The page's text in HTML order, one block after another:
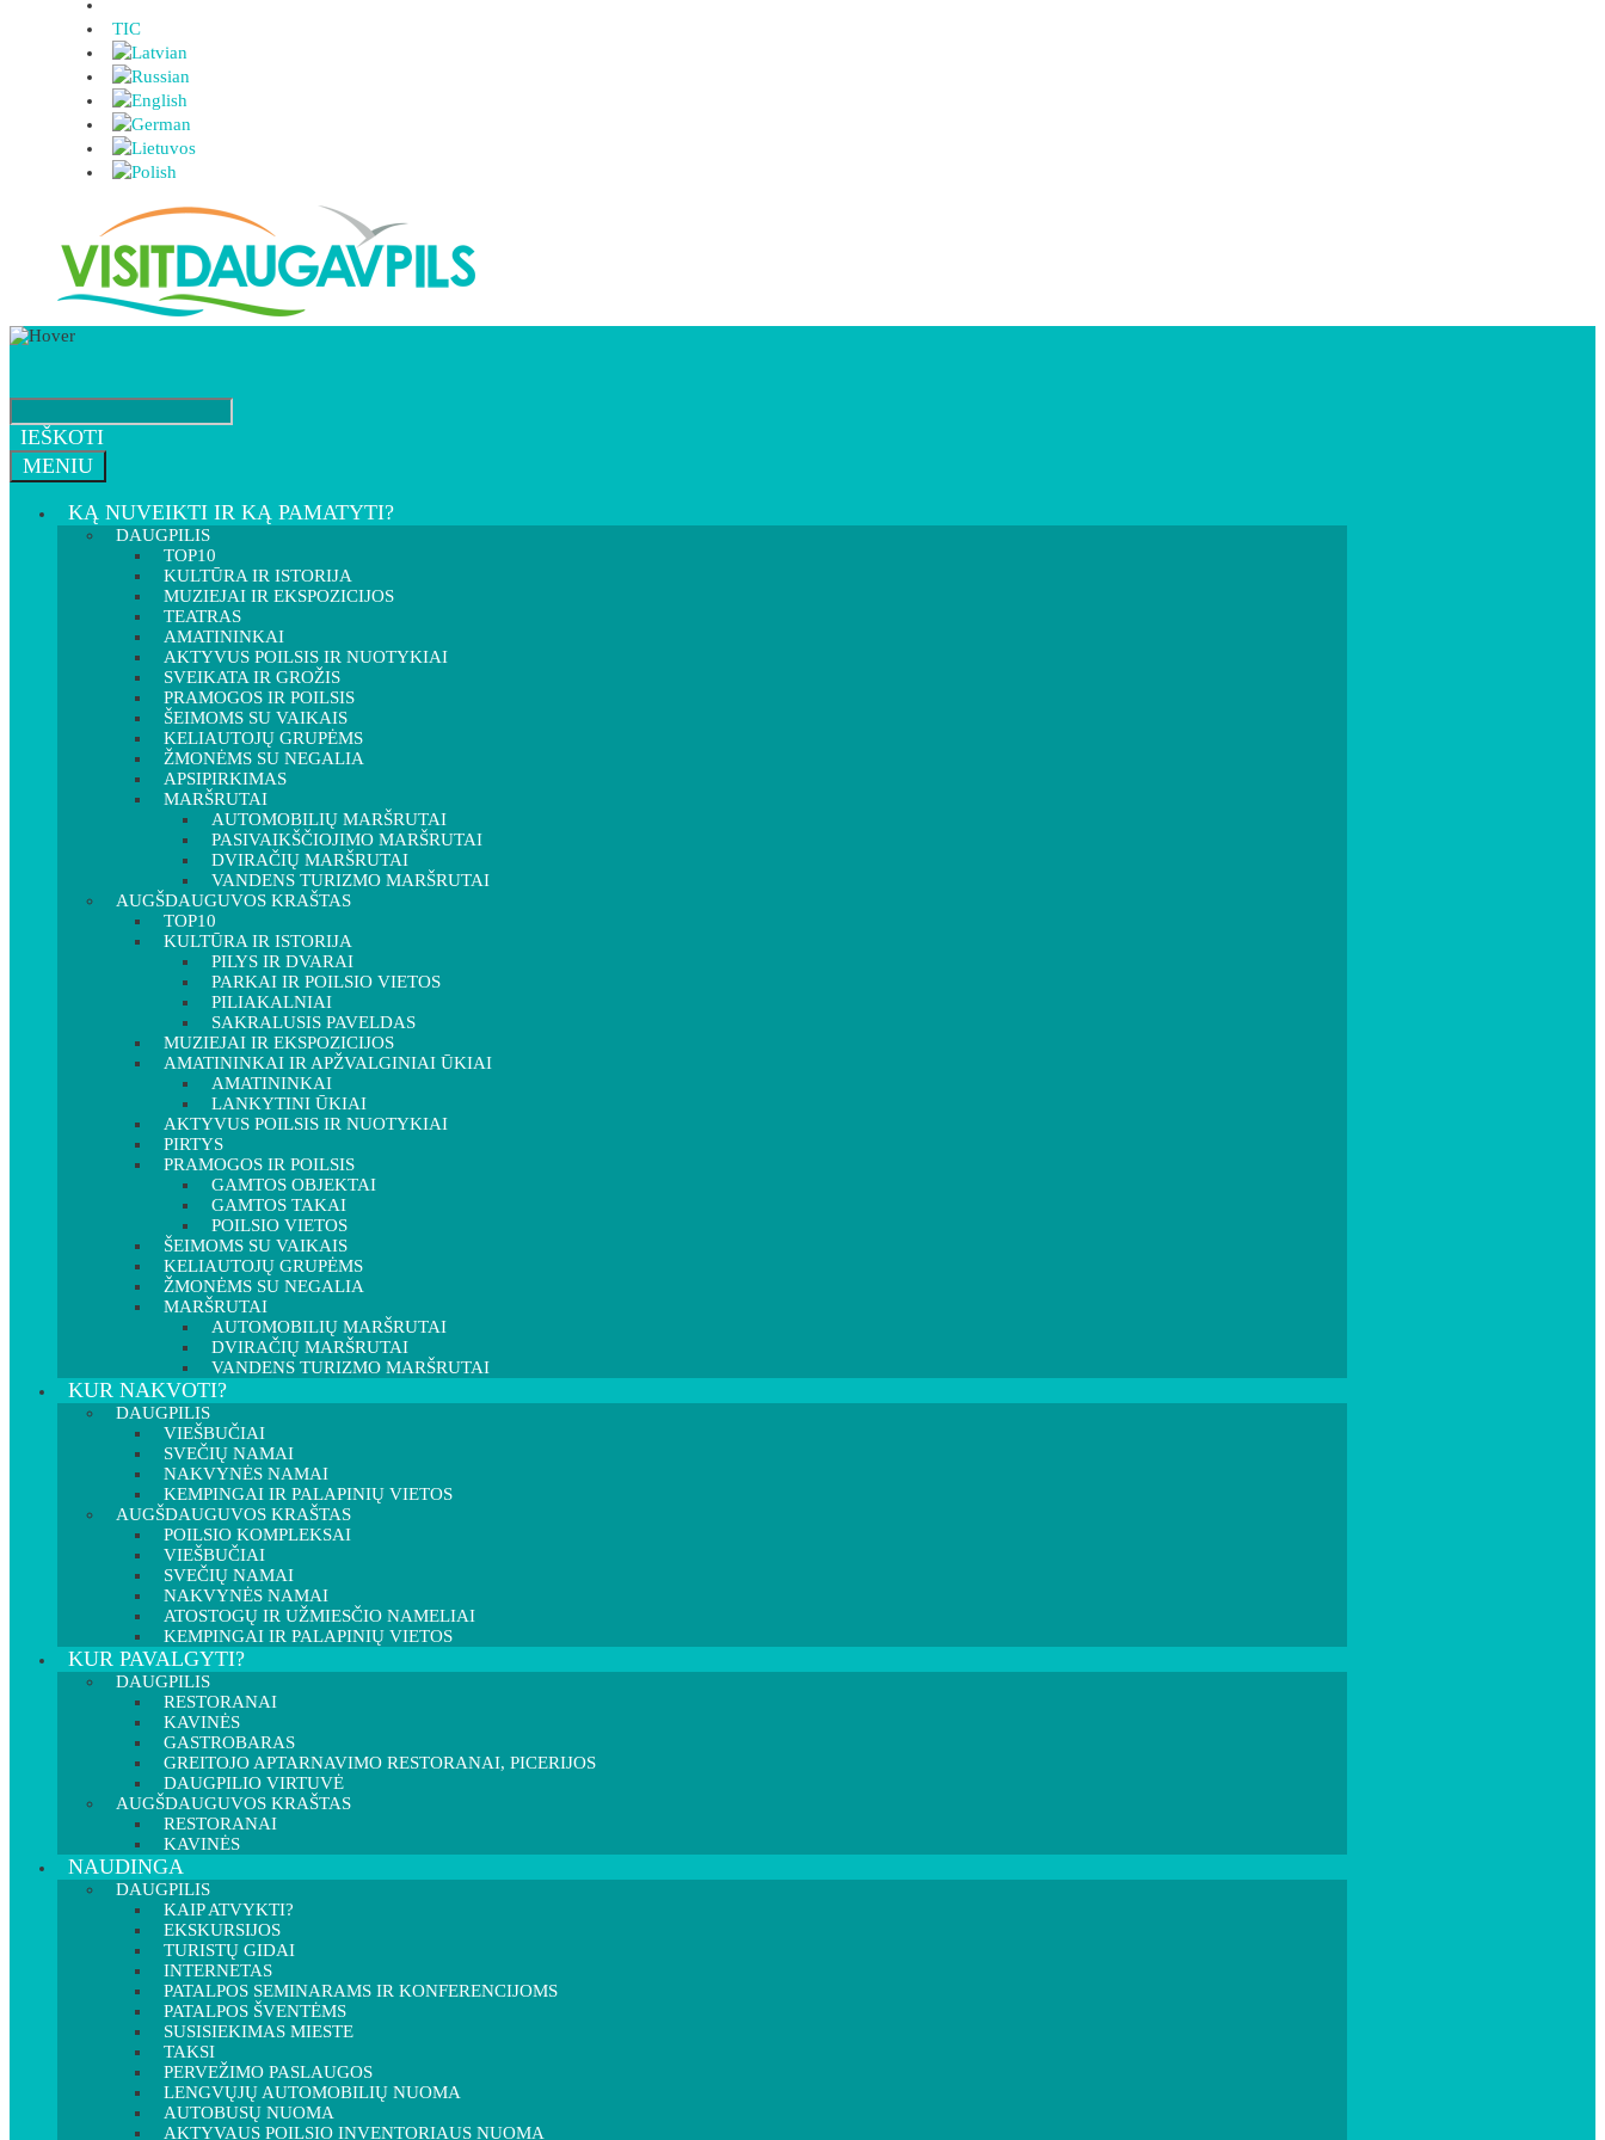
TIC
IEŠKOTI
MENIU
KĄ NUVEIKTI IR KĄ PAMATYTI?
DAUGPILIS
TOP10
KULTŪRA IR ISTORIJA
MUZIEJAI IR EKSPOZICIJOS
TEATRAS
AMATININKAI
AKTYVUS POILSIS IR NUOTYKIAI
SVEIKATA IR GROŽIS
PRAMOGOS IR POILSIS
ŠEIMOMS SU VAIKAIS
KELIAUTOJŲ GRUPĖMS
ŽMONĖMS SU NEGALIA
APSIPIRKIMAS
MARŠRUTAI
AUTOMOBILIŲ MARŠRUTAI
PASIVAIKŠČIOJIMO MARŠRUTAI
DVIRAČIŲ MARŠRUTAI
VANDENS TURIZMO MARŠRUTAI
AUGŠDAUGUVOS KRAŠTAS
TOP10
KULTŪRA IR ISTORIJA
PILYS IR DVARAI
PARKAI IR POILSIO VIETOS
PILIAKALNIAI
SAKRALUSIS PAVELDAS
MUZIEJAI IR EKSPOZICIJOS
AMATININKAI IR APŽVALGINIAI ŪKIAI
AMATININKAI
LANKYTINI ŪKIAI
AKTYVUS POILSIS IR NUOTYKIAI
PIRTYS
PRAMOGOS IR POILSIS
GAMTOS OBJEKTAI
GAMTOS TAKAI
POILSIO VIETOS
ŠEIMOMS SU VAIKAIS
KELIAUTOJŲ GRUPĖMS
ŽMONĖMS SU NEGALIA
MARŠRUTAI
AUTOMOBILIŲ MARŠRUTAI
DVIRAČIŲ MARŠRUTAI
VANDENS TURIZMO MARŠRUTAI
KUR NAKVOTI?
DAUGPILIS
VIEŠBUČIAI
SVEČIŲ NAMAI
NAKVYNĖS NAMAI
KEMPINGAI IR PALAPINIŲ VIETOS
AUGŠDAUGUVOS KRAŠTAS
POILSIO KOMPLEKSAI
VIEŠBUČIAI
SVEČIŲ NAMAI
NAKVYNĖS NAMAI
ATOSTOGŲ IR UŽMIESČIO NAMELIAI
KEMPINGAI IR PALAPINIŲ VIETOS
KUR PAVALGYTI?
DAUGPILIS
RESTORANAI
KAVINĖS
GASTROBARAS
GREITOJO APTARNAVIMO RESTORANAI, PICERIJOS
DAUGPILIO VIRTUVĖ
AUGŠDAUGUVOS KRAŠTAS
RESTORANAI
KAVINĖS
NAUDINGA
DAUGPILIS
KAIP ATVYKTI?
EKSKURSIJOS
TURISTŲ GIDAI
INTERNETAS
PATALPOS SEMINARAMS IR KONFERENCIJOMS
PATALPOS ŠVENTĖMS
SUSISIEKIMAS MIESTE
TAKSI
PERVEŽIMO PASLAUGOS
LENGVŲJŲ AUTOMOBILIŲ NUOMA
AUTOBUSŲ NUOMA
AKTYVAUS POILSIO INVENTORIAUS NUOMA